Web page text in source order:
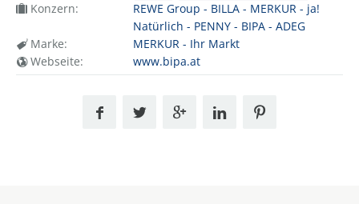
Konzern:
REWE Group - BILLA - MERKUR - ja!
Natürlich - PENNY - BIPA - ADEG
Marke:
MERKUR - Ihr Markt
Webseite:
www.bipa.at